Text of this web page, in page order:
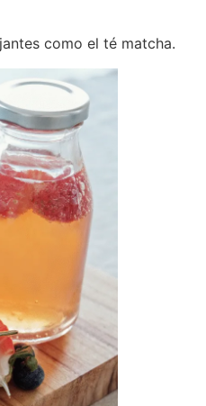
como el té matcha.